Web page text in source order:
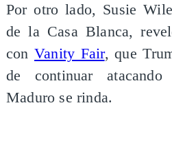
Por otro lado, Susie
de la Casa Blanca,
conVanity Fair, que
de continuar
Maduro se rinda.